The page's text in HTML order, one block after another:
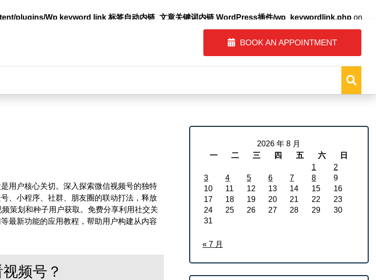
plugins/Wp keyword link 标签自动内链_文章关键词内链 WordPress插件/wp_keywordlink.php on
BOOK AN APPOINTMENT
用户核心关切。深入探索微信视频号的独特
、小程序、社群、朋友圈的联动打法，释放
策划和种子用户获取。免费分享利用社交关
最新功能的应用教程，帮助用户构建从内容
频号？
2026 年 8 月
一
二 三 四 五 六
日
1
2
3
4 5 6 7 8
9
10
11 12 13 14 15
16
17
18 19 20 21 22
23
24
25 26 27 28 29
30
31
« 7 月